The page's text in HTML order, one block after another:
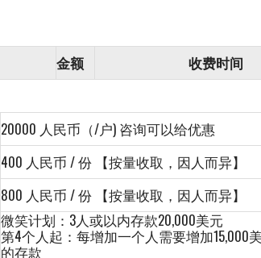
金额 收费时间
20000 人民币（/户) 咨询可以给优惠
400 人民币 / 份 【按量收取，因人而异】
800 人民币 / 份 【按量收取，因人而异】
微笑计划：3人或以内存款20,000美元
第4个人起：每增加一个人需要增加15,000
的存款